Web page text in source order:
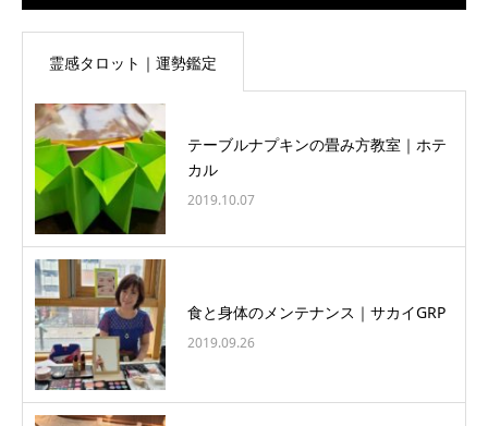
霊感タロット｜運勢鑑定
テーブルナプキンの畳み方教室｜ホテ
カル
2019.10.07
食と身体のメンテナンス｜サカイGRP
2019.09.26